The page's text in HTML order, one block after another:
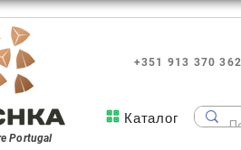
+351 913 370 362
Portugal
Каталог